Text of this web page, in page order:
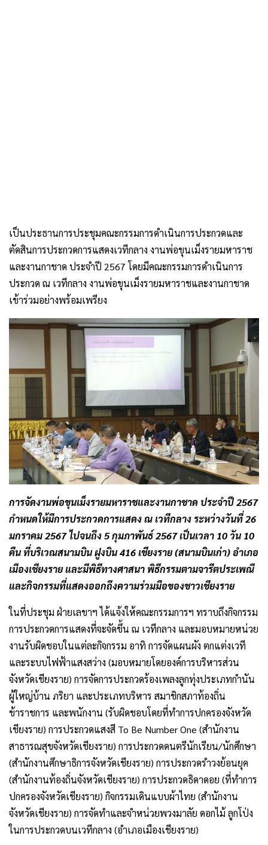
เป็นประธานการประชุมคณะกรรมการดำเนินการประกวดและ
ตัดสินการประกวดการแสดงเวทีกลาง งานพ่อขุนเม็งรายมหาราช
และงานกาชาด ประจำปี 2567 โดยมีคณะกรรมการดำเนินการ
ประกวด ณ เวทีกลาง งานพ่อขุนเม็งรายมหาราชและงานกาชาด
เข้าร่วมอย่างพร้อมเพรียง
การจัดงานพ่อขุนเม็งรายมหาราชและงานกาชาด ประจำปี 2567
กำหนดให้มีการประกวดการแสดง ณ เวทีกลาง ระหว่างวันที่ 26
มกราคม 2567 ไปจนถึง 5 กุมภาพันธ์ 2567 เป็นเวลา 10 วัน 10
คืน ที่บริเวณสนามบิน ฝูงบิน 416 เชียงราย (สนามบินเก่า) อำเภอ
เมืองเชียงราย และมีพิธีทางศาสนา พิธีกรรมตามจารีตประเพณี
และกิจกรรมที่แสดงออกถึงความร่วมมือของชาวเชียงราย
ในที่ประชุม ฝ่ายเลขาฯ ได้แจ้งให้คณะกรรมการฯ ทราบถึงกิจกรรม
การประกวดการแสดงที่จะจัดขึ้น ณ เวทีกลาง และมอบหมายหน่วย
งานรับผิดชอบในแต่ละกิจกรรม อาทิ การจัดแผนผัง ตกแต่งเวที
และระบบไฟฟ้าแสงสว่าง (มอบหมายโดยองค์การบริหารส่วน
จังหวัดเชียงราย) การจัดการประกวดร้องเพลงลูกทุ่งประเภทกำนัน
ผู้ใหญ่บ้าน ภริยา และประเภทบริหาร สมาชิกสภาท้องถิ่น
ข้าราชการ และพนักงาน (รับผิดชอบโดยที่ทำการปกครองจังหวัด
เชียงราย) การประกวดแสงสี To Be Number One (สำนักงาน
สาธารณสุขจังหวัดเชียงราย) การประกวดดนตรีนักเรียน/นักศึกษา
(สำนักงานศึกษาธิการจังหวัดเชียงราย) การประกวดรำวงย้อนยุค
(สำนักงานท้องถิ่นจังหวัดเชียงราย) การประกวดธิดาดอย (ที่ทำการ
ปกครองจังหวัดเชียงราย) กิจกรรมเดินแบบผ้าไทย (สำนักงาน
จังหวัดเชียงราย) การจัดทำและจำหน่วยพวงมาลัย ดอกไม้ ลูกโป่ง
ในการประกวดบนเวทีกลาง (อำเภอเมืองเชียงราย)